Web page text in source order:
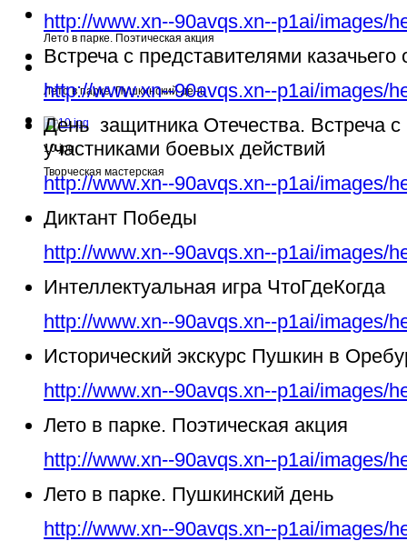
Лето в парке. Поэтическая акция
Лето в парке. Пушкинский день
10.jpg
Творческая мастерская
http://www.xn--90avqs.xn--p1ai/images/
Встреча с представителями
http://www.xn--90avqs.xn--p1ai/images/
День защитника Отечества. Встреча
участниками боевых действий
http://www.xn--90avqs.xn--p1ai/images/
Диктант Победы
http://www.xn--90avqs.xn--p1ai/images/
Интеллектуальная игра ЧтоГдеКогда
http://www.xn--90avqs.xn--p1ai/images/
Исторический экскурс Пушкин в
http://www.xn--90avqs.xn--p1ai/images/
Лето в парке. Поэтическая акция
http://www.xn--90avqs.xn--p1ai/images/
Лето в парке. Пушкинский день
http://www.xn--90avqs.xn--p1ai/images/